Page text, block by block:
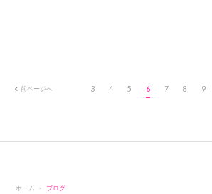
前ページへ 3 4 5 6 7 8 9
ホーム ブログ